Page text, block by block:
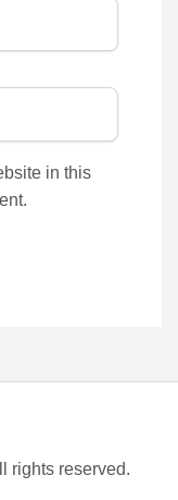
in this
rights reserved.